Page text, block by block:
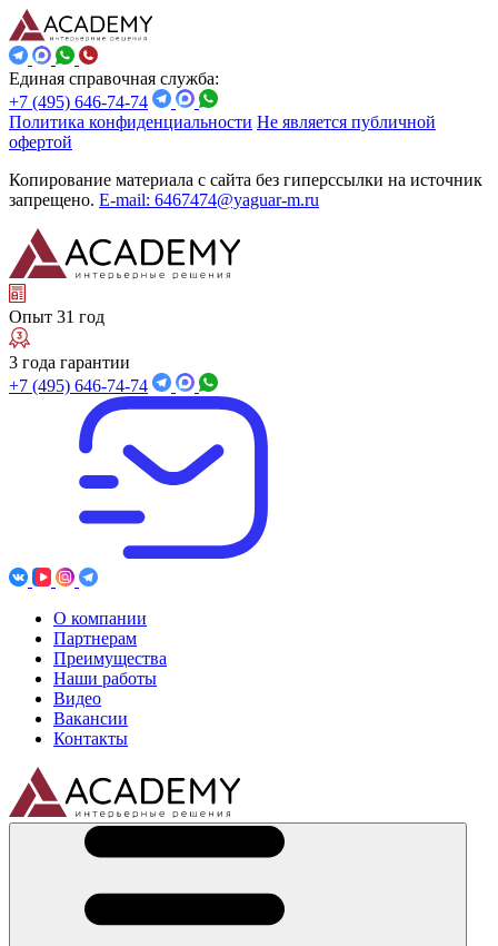
Единая справочная служба:
+7 (495) 646-74-74
Политика конфиденциальности Не является публичной
офертой
Копирование материала с сайта без гиперссылки на источник
запрещено. E-mail: 6467474@yaguar-m.ru
Опыт 31 год
3 года гарантии
+7 (495) 646-74-74
О компании
Партнерам
Преимущества
Наши работы
Видео
Вакансии
Контакты